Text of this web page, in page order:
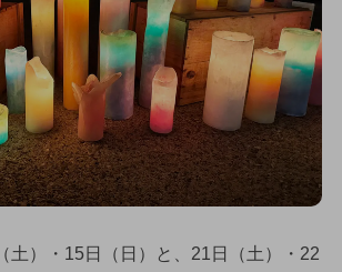
土）・15日（日）と、21日（土）・22